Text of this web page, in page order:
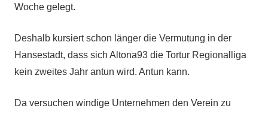
Woche gelegt.
Deshalb kursiert schon länger die Vermutung in der
Hansestadt, dass sich Altona93 die Tortur Regionalliga
kein zweites Jahr antun wird. Antun kann.
Da versuchen windige Unternehmen den Verein zu